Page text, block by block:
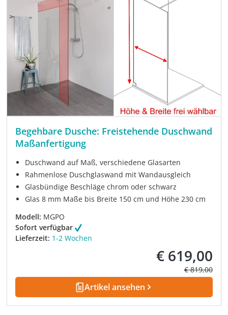
Begehbare Dusche: Freistehende Duschwand
Maßanfertigung
Duschwand auf Maß, verschiedene Glasarten
Rahmenlose Duschglaswand mit Wandausgleich
Glasbündige Beschläge chrom oder schwarz
Glas 8 mm Maße bis Breite 150 cm und Höhe 230 cm
Modell: MGPO
Sofort verfügbar
Lieferzeit: 1-2 Wochen
Verkaufspreis:
€ 619,00
Regulärer
€ 819,00
Artikel ansehen